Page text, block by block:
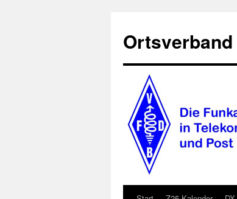
springen